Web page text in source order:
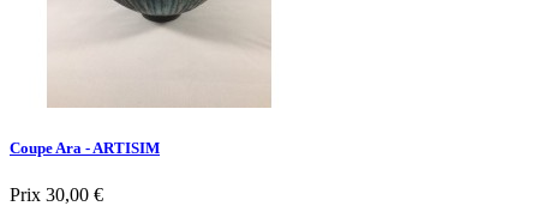
Coupe Ara - ARTISIM
Prix 30,00 €